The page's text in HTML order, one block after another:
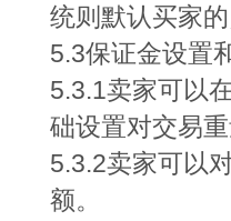
统则默认买家
5.3保证金设置
5.3.1卖家可以
础设置对交易
5.3.2卖家可以
额。